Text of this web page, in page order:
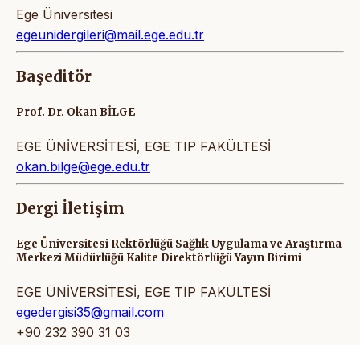
Ege Üniversitesi
egeunidergileri@mail.ege.edu.tr
Başeditör
Prof. Dr. Okan BİLGE
EGE ÜNİVERSİTESİ, EGE TIP FAKÜLTESİ
okan.bilge@ege.edu.tr
Dergi İletişim
Ege Üniversitesi Rektörlüğü Sağlık Uygulama ve Araştırma
Merkezi Müdürlüğü Kalite Direktörlüğü Yayın Birimi
EGE ÜNİVERSİTESİ, EGE TIP FAKÜLTESİ
egedergisi35@gmail.com
+90 232 390 31 03